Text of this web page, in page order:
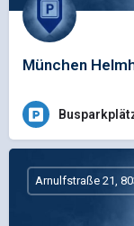
München
Arnulfstraße 21,